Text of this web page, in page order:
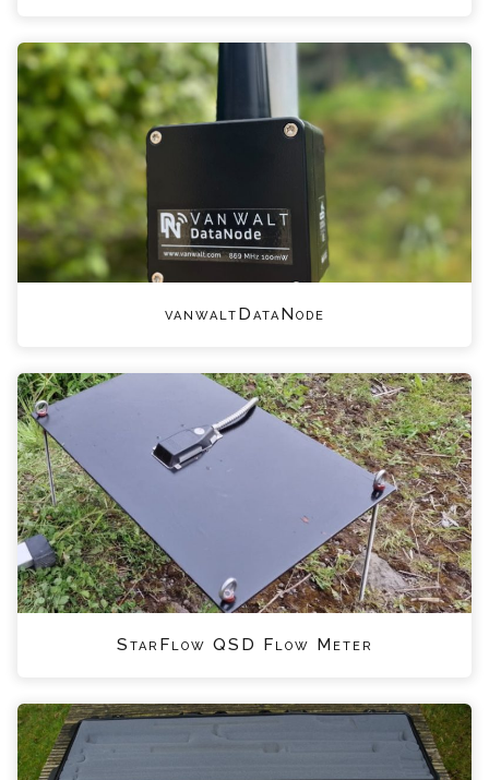
vanwaltDataNode
StarFlow QSD Flow Meter